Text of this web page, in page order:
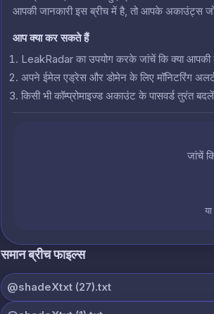
आपकी जानकारी इस ब्रीच में है, तो आपके अकाउंट्स
आप क्या कर सकते हैं
LeakRadar का उपयोग करके जांचें कि क्या आपकी
अपने ईमेल एड्रेस और डोमेन के लिए मॉनिटरिंग
किसी भी कॉम्प्रोमाइज्ड अकाउंट के पासवर्ड तुरंत बदलें
जांचें
समान ब्रीच फाइल्स
@shadeXtxt (27).txt